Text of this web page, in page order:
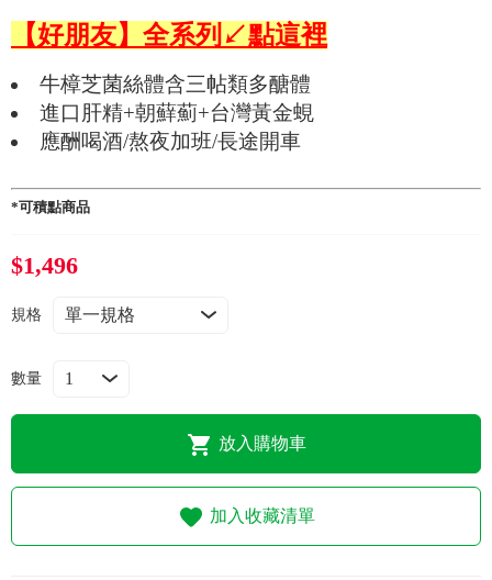
合作提案
購物流程
會員專區
常見問題
折價券、紅利說明
【好朋友】全系列↙點這裡
牛樟芝菌絲體含三帖類多醣體
進口肝精+朝蘚薊+台灣黃金蜆
應酬喝酒/熬夜加班/長途開車
*可積點商品
$1,496
規格
數量
放入購物車
加入收藏清單